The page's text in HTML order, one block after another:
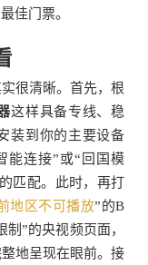
佳门票。
很清晰。首先，根
这样具备专线、稳
装到你的主要设备
能连接”或“回国模
匹配。此时，再打
地区不可播放”的B
”的央视频页面，
地呈现在眼前。接